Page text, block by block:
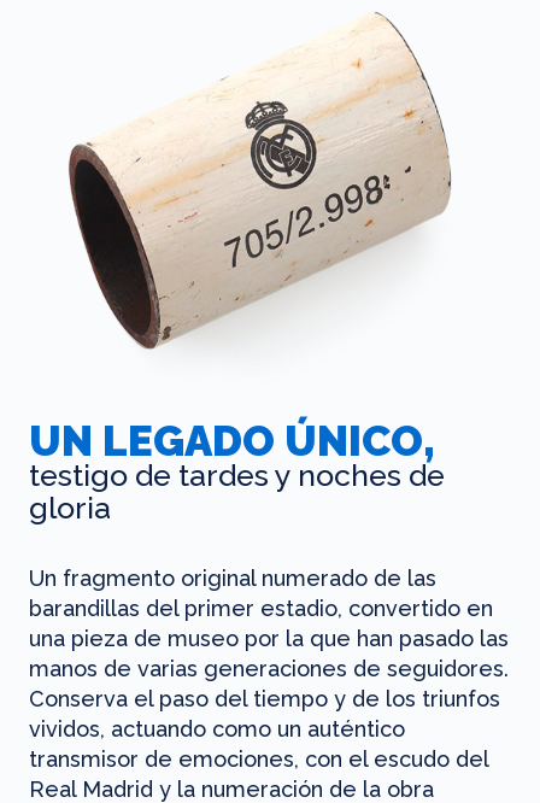
UN LEGADO ÚNICO,
testigo de tardes y noches de
gloria
Un fragmento original numerado de las
barandillas del primer estadio, convertido en
una pieza de museo por la que han pasado las
manos de varias generaciones de seguidores.
Conserva el paso del tiempo y de los triunfos
vividos, actuando como un auténtico
transmisor de emociones, con el escudo del
Real Madrid y la numeración de la obra